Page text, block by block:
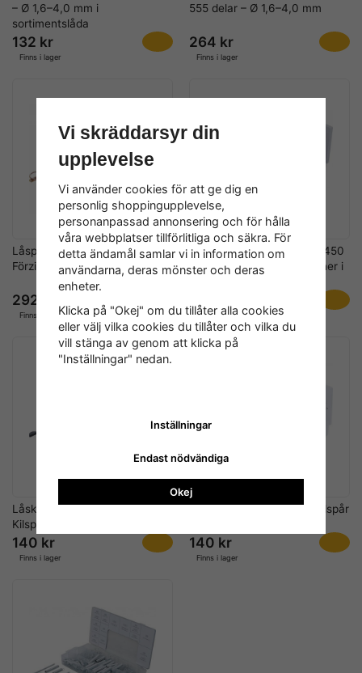
– Ø 1,6–4,0 mm i
sortimentslåda
132 kr
Finns i lager
555 delar – Ø 1,6–4,0 mm
264 kr
Finns i lager
Låspinnar Sortiment 50 delar –
Förzinkade i sortimentslåda
292 kr
Finns i lager
Låsfjäderpinne Sortiment 450
delar – Standarddimensioner i
Finns i lager
Låskil Sortiment 80 delar –
Kilspår i kolstål S45
140 kr
Finns i lager
Kil Sortiment 60 delar – Kilspår
140 kr
Finns i lager
Vi skräddarsyr din
upplevelse
Vi använder cookies för att ge dig en
personlig shoppingupplevelse,
personanpassad annonsering och för hålla
våra webbplatser tillförlitliga och säkra. För
detta ändamål samlar vi in information om
användarna, deras mönster och deras
enheter.
Klicka på "Okej" om du tillåter alla cookies
eller välj vilka cookies du tillåter och vilka du
vill stänga av genom att klicka på
"Inställningar" nedan.
Inställningar
Endast nödvändiga
Okej